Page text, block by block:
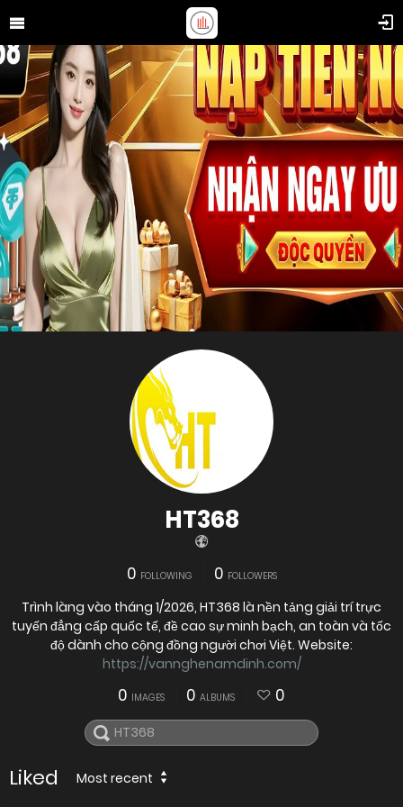
HT368
0 FOLLOWING 0 FOLLOWERS
Trình làng vào tháng 1/2026, HT368 là nền tảng giải trí trực
tuyến đẳng cấp quốc tế, đề cao sự minh bạch, an toàn và tốc
độ dành cho cộng đồng người chơi Việt. Website:
https://vannghenamdinh.com/
0 IMAGES 0 ALBUMS 0
Liked Most recent